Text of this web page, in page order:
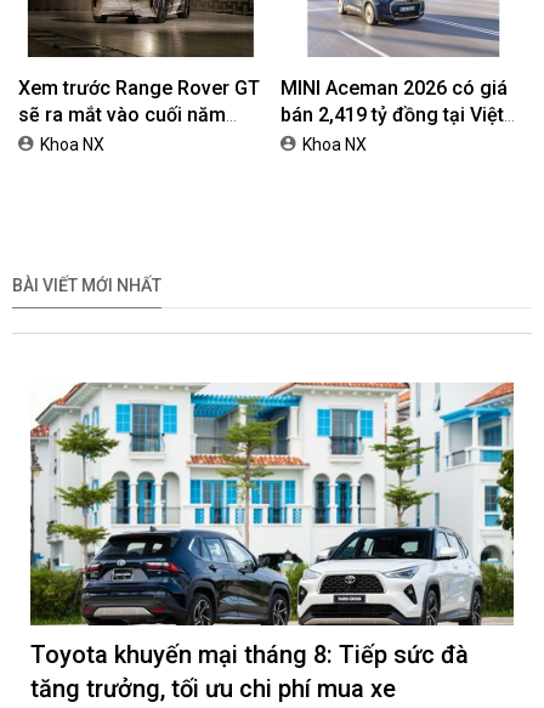
Xem trước Range Rover GT
sẽ ra mắt vào cuối năm
2026Khoa NX
MINI Aceman 2026 có giá
bán 2,419 tỷ đồng tại Việt
NamKhoa NX
BÀI VIẾT MỚI NHẤT
Toyota khuyến mại tháng 8: Tiếp sức đà
tăng trưởng, tối ưu chi phí mua xe